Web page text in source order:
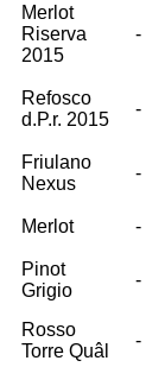
Merlot
Riserva
2015
-
Refosco
d.P.r. 2015
-
Friulano
Nexus
-
Merlot -
Pinot
Grigio
-
Rosso
Torre Quâl
-